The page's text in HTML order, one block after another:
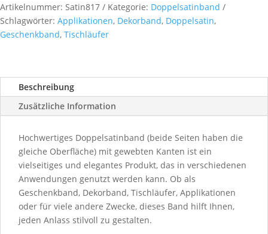
green
Menge
Artikelnummer: Satin817 Kategorie: Doppelsatinband
Schlagwörter: Applikationen, Dekorband, Doppelsatin,
Geschenkband, Tischläufer
Beschreibung
Zusätzliche Information
Hochwertiges Doppelsatinband (beide Seiten haben die
gleiche Oberfläche) mit gewebten Kanten ist ein
vielseitiges und elegantes Produkt, das in verschiedenen
Anwendungen genutzt werden kann. Ob als
Geschenkband, Dekorband, Tischläufer, Applikationen
oder für viele andere Zwecke, dieses Band hilft Ihnen,
jeden Anlass stilvoll zu gestalten.